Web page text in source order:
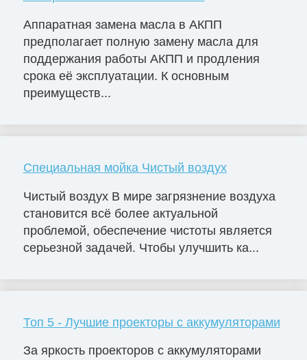
Аппаратная замена масла в АКПП
предполагает полную замену масла для
поддержания работы АКПП и продления
срока её эксплуатации. К основным
преимуществ...
Специальная мойка Чистый воздух
Чистый воздух В мире загрязнение воздуха
становится всё более актуальной
проблемой, обеспечение чистоты является
серьезной задачей. Чтобы улучшить ка...
Топ 5 - Лучшие проекторы с аккумуляторами
За яркость проекторов с аккумуляторами